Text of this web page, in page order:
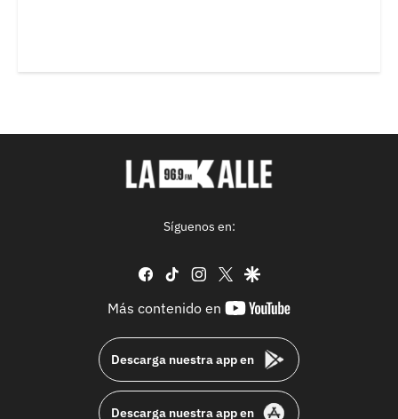
Síguenos en:
facebook
tiktok instagram
twittergoogle
Más contenido en
youtube-
Descarga nuestra app en
Descarga nuestra app en